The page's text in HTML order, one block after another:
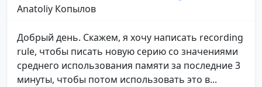
Anatoliy Копылов
Добрый день. Скажем, я хочу написать recording
rule, чтобы писать новую серию со значениями
среднего использования памяти за последние 3
минуты, чтобы потом использовать это в...